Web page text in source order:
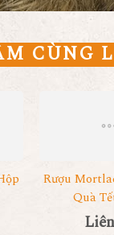
CÙNG
Rượu
Quà